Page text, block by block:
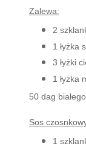
Zalewa:
2
1 łyżka
3 łyżki
1 łyżka
50 dag
Sos
1